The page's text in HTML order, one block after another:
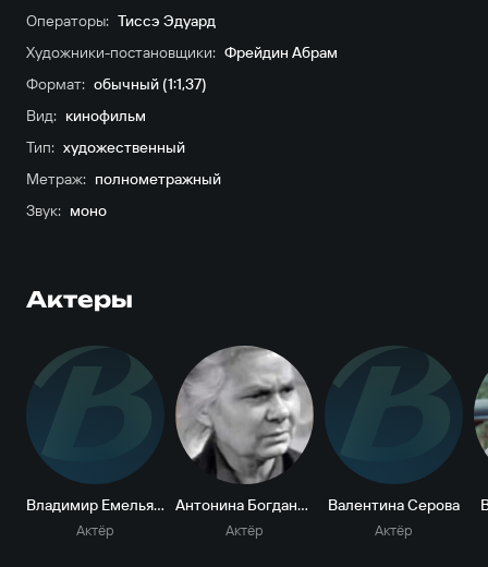
Операторы: Тиссэ Эдуард
Художники-постановщики: Фрейдин Абрам
Формат: обычный (1:1,37)
Вид: кинофильм
Тип: художественный
Метраж: полнометражный
Звук: моно
Актеры
ВВладимир Емельянов
Актёр
Антонина Богданова
Актёр
В
Валентина Серова
Актёр